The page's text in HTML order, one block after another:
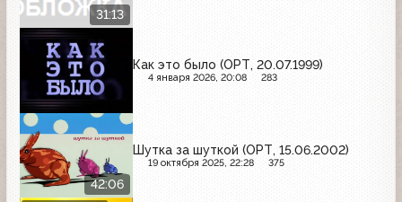
31:13
Как это было (ОРТ, 20.07.1999)
4 января 2026, 20:08 283
42:06
Шутка за шуткой (ОРТ, 15.06.2002)
19 октября 2025, 22:28 375